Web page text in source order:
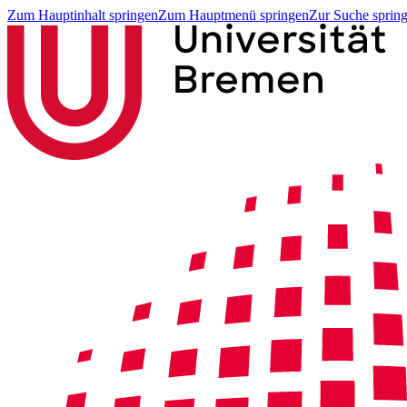
Zum Hauptinhalt springenZum Hauptmenü springenZur Suche